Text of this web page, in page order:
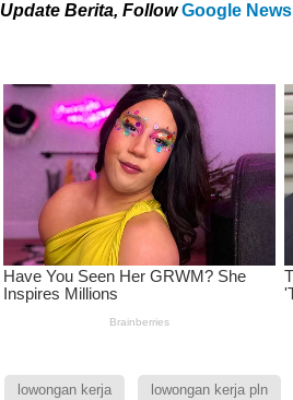
Update Berita, FollowGoogle News
lowongan kerja lowongan kerja pln